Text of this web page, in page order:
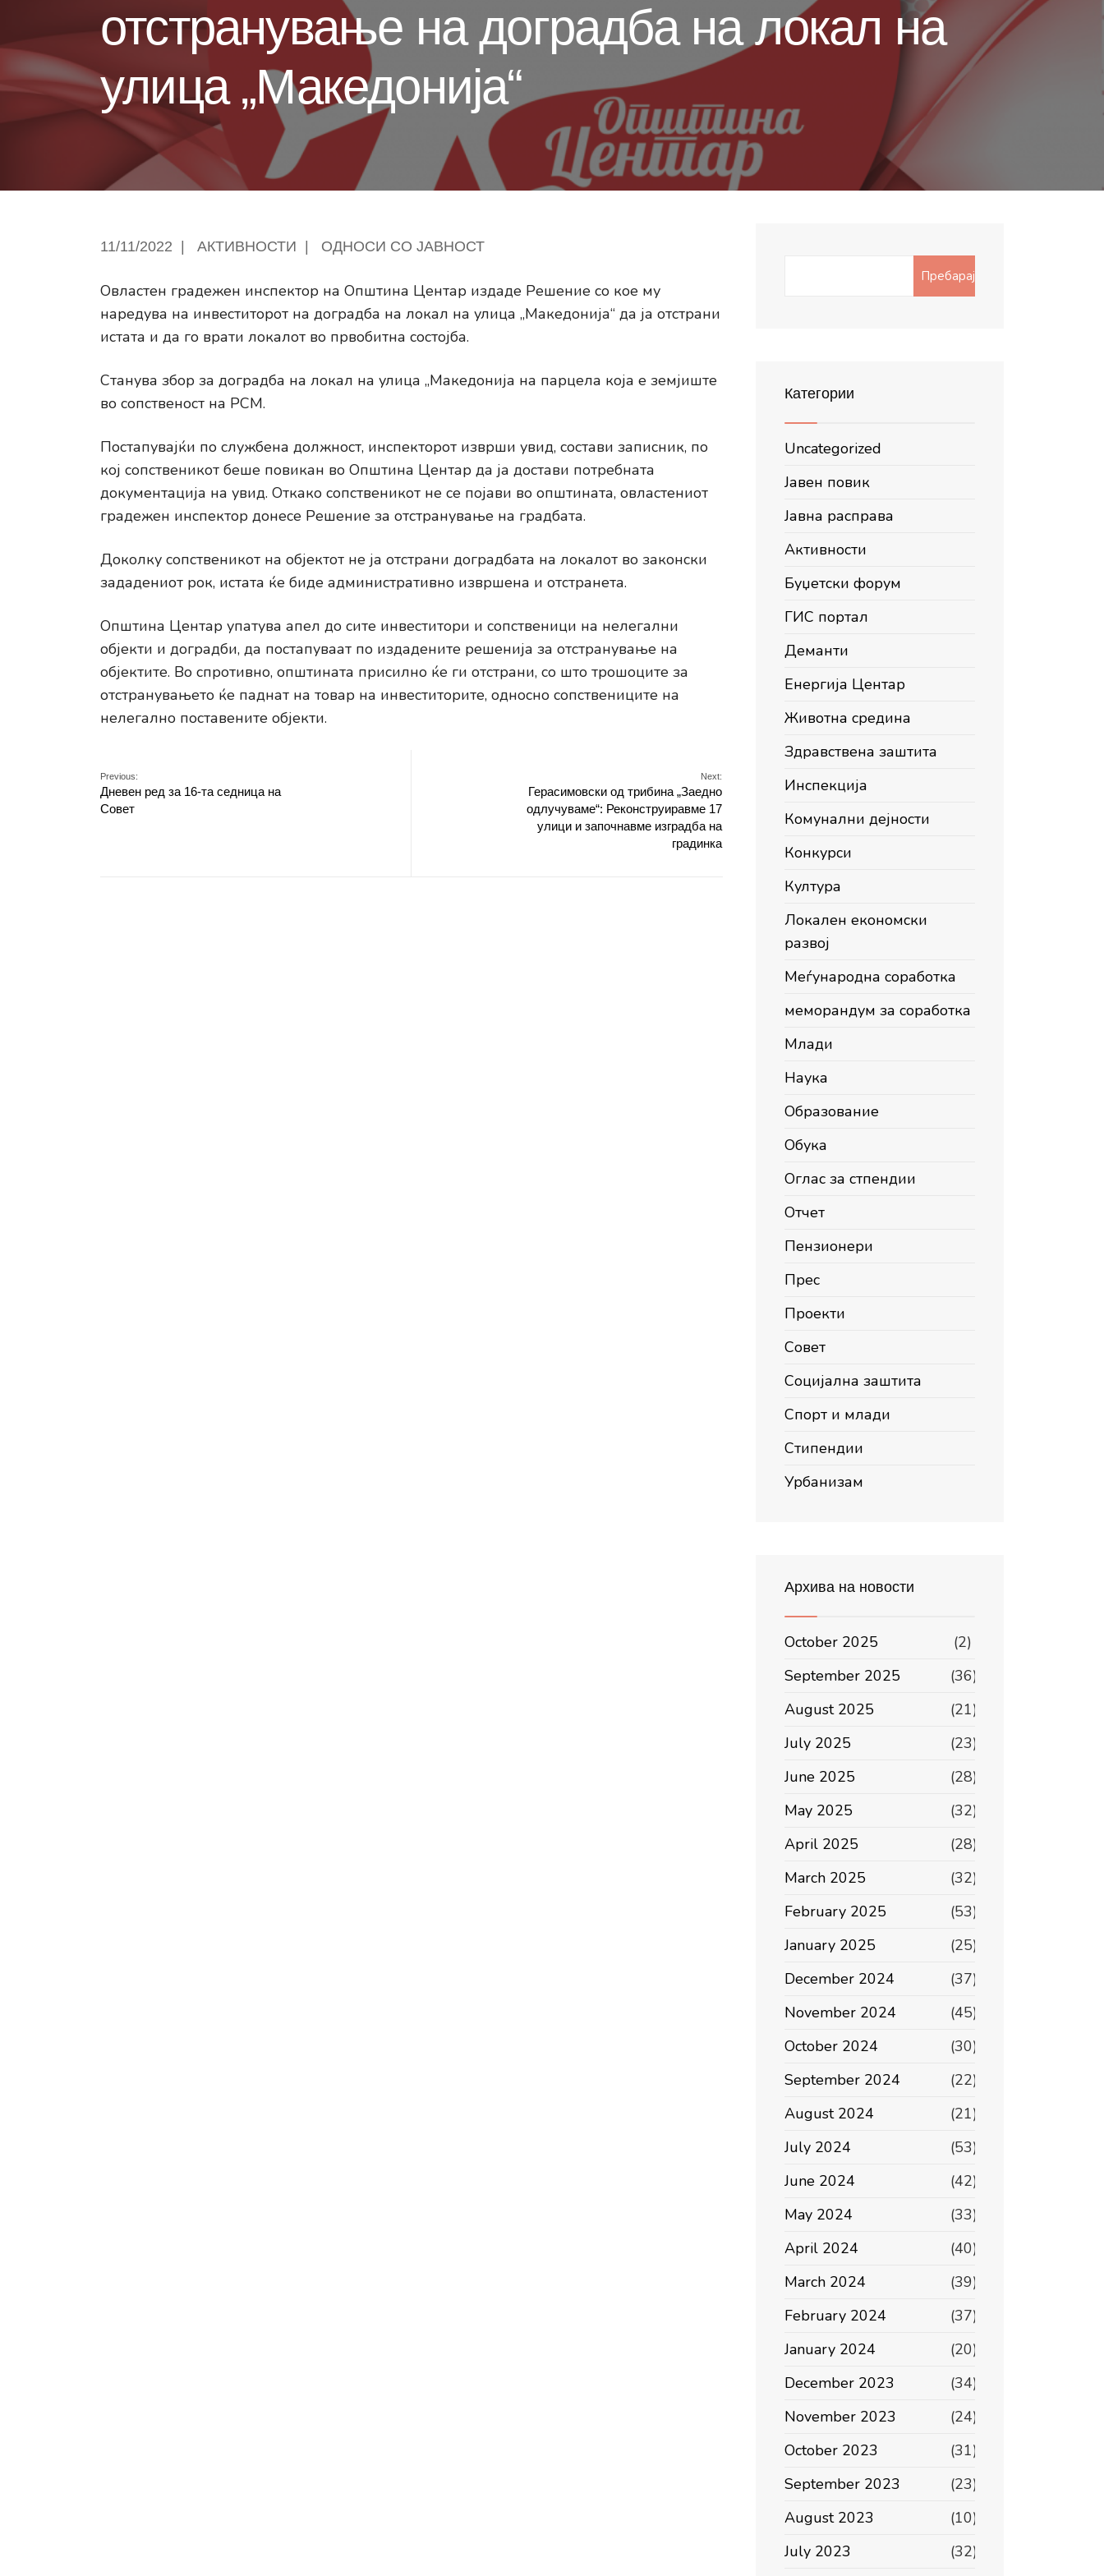
отстранување на доградба на локал на
улица „Македонија“
11/11/2022 АКТИВНОСТИ ОДНОСИ СО ЈАВНОСТ
Овластен градежен инспектор на Општина Центар издаде Решение со кое му
наредува на инвеститорот на доградба на локал на улица „Македонија“ да ја отстрани
истата и да го врати локалот во првобитна состојба.
Станува збор за доградба на локал на улица „Македонија на парцела која е земјиште
во сопственост на РСМ.
Постапувајќи по службена должност, инспекторот изврши увид, состави записник, по
кој сопственикот беше повикан во Општина Центар да ја достави потребната
документација на увид. Откако сопственикот не се појави во општината, овластениот
градежен инспектор донесе Решение за отстранување на градбата.
Доколку сопственикот на објектот не ја отстрани доградбата на локалот во законски
зададениот рок, истата ќе биде административно извршена и отстранета.
Општина Центар упатува апел до сите инвеститори и сопственици на нелегални
објекти и доградби, да постапуваат по издадените решенија за отстранување на
објектите. Во спротивно, општината присилно ќе ги отстрани, со што трошоците за
отстранувањето ќе паднат на товар на инвеститорите, односно сопствениците на
нелегално поставените објекти.
Previous:
Дневен ред за 16-та седница на
Совет
Next:
Герасимовски од трибина „Заедно
одлучуваме“: Реконструиравме 17
улици и започнавме изградба на
градинка
Пребарај
Категории
Uncategorized
Јавен повик
Јавна расправа
Активности
Буџетски форум
ГИС портал
Деманти
Енергија Центар
Животна средина
Здравствена заштита
Инспекција
Комунални дејности
Конкурси
Култура
Локален економски
развој
Меѓународна соработка
меморандум за соработка
Млади
Наука
Образование
Обука
Оглас за стпендии
Отчет
Пензионери
Прес
Проекти
Совет
Социјална заштита
Спорт и млади
Стипендии
Урбанизам
Архива на новости
October 2025
(2)
September 2025
(36)
August 2025
(21)
July 2025
(23)
June 2025
(28)
May 2025
(32)
April 2025
(28)
March 2025
(32)
February 2025
(53)
January 2025
(25)
December 2024
(37)
November 2024
(45)
October 2024
(30)
September 2024
(22)
August 2024
(21)
July 2024
(53)
June 2024
(42)
May 2024
(33)
April 2024
(40)
March 2024
(39)
February 2024
(37)
January 2024
(20)
December 2023
(34)
November 2023
(24)
October 2023
(31)
September 2023
(23)
August 2023
(10)
July 2023
(32)